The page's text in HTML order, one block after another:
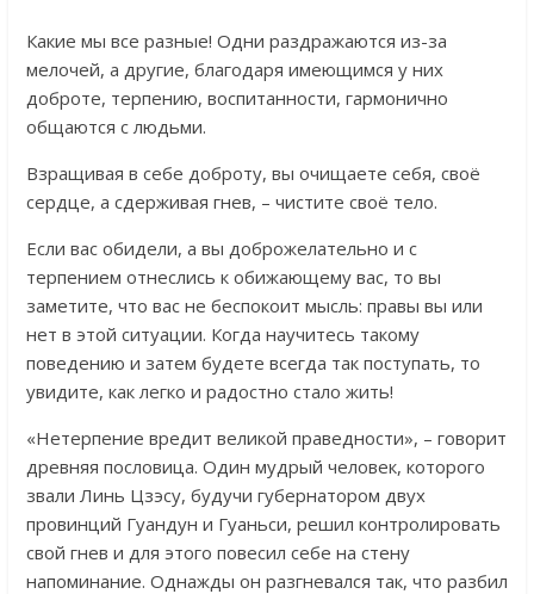
Какие мы все разные! Одни раздражаются из-за
мелочей, а другие, благодаря имеющимся у них
доброте, терпению, воспитанности, гармонично
общаются с людьми.
Взращивая в себе доброту, вы очищаете себя, своё
сердце, а сдерживая гнев, – чистите своё тело.
Если вас обидели, а вы доброжелательно и с
терпением отнеслись к обижающему вас, то вы
заметите, что вас не беспокоит мысль: правы вы или
нет в этой ситуации. Когда научитесь такому
поведению и затем будете всегда так поступать, то
увидите, как легко и радостно стало жить!
«Нетерпение вредит великой праведности», – говорит
древняя пословица. Один мудрый человек, которого
звали Линь Цзэсу, будучи губернатором двух
провинций Гуандун и Гуаньси, решил контролировать
свой гнев и для этого повесил себе на стену
напоминание. Однажды он разгневался так, что разбил